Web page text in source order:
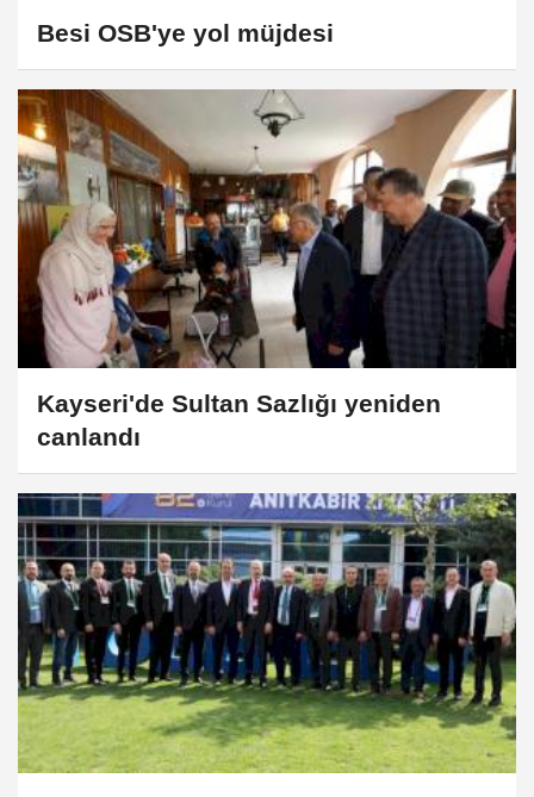
Besi OSB'ye yol müjdesi
Kayseri'de Sultan Sazlığı yeniden
canlandı